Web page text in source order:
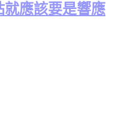
應該要是響應